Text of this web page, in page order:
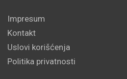
Impresum
Kontakt
Uslovi korišćenja
Politika privatnosti